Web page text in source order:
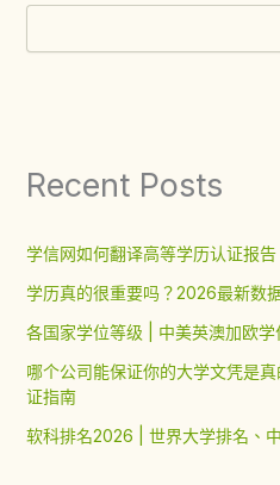
Recent Posts
学信网如何翻译高等学历认证报
学历真的很重要吗？2026最新数
各国家学位等级 | 中美英澳加欧
哪个公司能保证你的大学文凭是
证指南
软科排名2026 | 世界大学排名、